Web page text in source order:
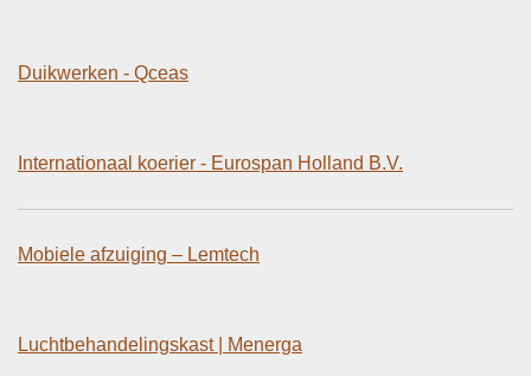
Duikwerken - Qceas
Internationaal koerier - Eurospan Holland B.V.
Mobiele afzuiging – Lemtech
Luchtbehandelingskast | Menerga